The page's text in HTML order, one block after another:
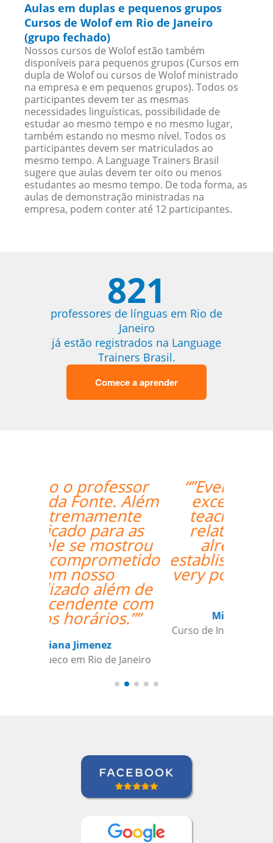
Aulas em duplas e pequenos grupos
Cursos de Wolof em Rio de Janeiro
(grupo fechado)
Nossos cursos de Wolof estão também
disponíveis para pequenos grupos (Cursos em
dupla de Wolof ou cursos de Wolof ministrado
na empresa e em pequenos grupos). Todos os
participantes devem ter as mesmas
necessidades linguísticas, possibilidade de
estudar ao mesmo tempo e no mesmo lugar,
também estando no mesmo nível. Todos os
participantes devem ser matriculados ao
mesmo tempo. A Language Trainers Brasil
sugere que aulas devem ter oito ou menos
estudantes ao mesmo tempo. De toda forma, as
aulas de demonstração ministradas na
empresa, podem conter até 12 participantes.
821
professores de línguas em Rio de
Janeiro
já estão registrados na Language
Trainers Brasil.
Comece a aprender
“”Everything went
excellently! The
teacher/student
relationship has
already been
established, and it's a
very positive one for
me.””
Miguel Moneró
Curso de Inglês em Rio de Janeiro